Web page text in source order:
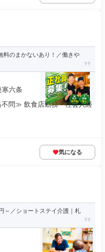
料のまかないあり！／働きや
六条
問≫ 飲食店勤務・社会人経
気になる
～／ショートステイ介護｜札